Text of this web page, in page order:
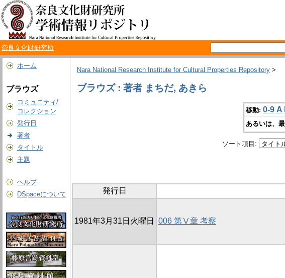
奈良文化財研究所
ホーム
ブラウズ
コミュニティ/
コレクション
発行日
著者
タイトル
主題
ヘルプ
DSpaceについて
Nara National Research Institute for Cultural Properties Repository >
ブラウズ : 著者 まちだ, あきら
移動: 0-9 A
あるいは、
ソート項目:
発行日
1981年3月31日火曜日 006 第Ⅴ章 考察